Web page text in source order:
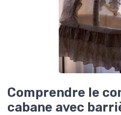
Comprendre le
cabane avec